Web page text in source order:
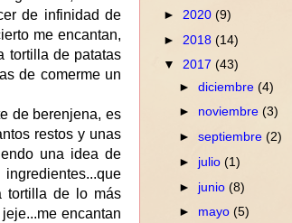
de infinidad de
me encantan,
tortilla de patatas
de comerme un
de berenjena, es
restos y unas
una idea de
tortilla de lo más
encantan
► 2020 (9)
► 2018 (14)
▼ 2017 (43)
►diciembre(4)
► noviembre(3)
►septiembre(2)
► julio(1)
► junio(8)
► mayo(5)